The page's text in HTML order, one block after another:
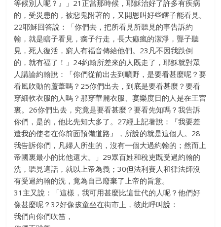
等候別人呢？』」21正當那時候，耶穌治好了許多有疾病
的，受災患的，被惡鬼附著的，又開恩叫好些瞎子能看見。
22耶穌回答說：「你們去，把所看見所聽見的事告訴約
翰，就是瞎子看見，瘸子行走，長大痲瘋的潔淨，聾子聽
見，死人復活，窮人有福音傳給他們。23凡不因我跌倒
的，就有福了！」24約翰所差來的人既走了，耶穌就對眾
人講論約翰說：「你們從前出去到曠野，是要看甚麼呢？要
看風吹動的蘆葦嗎？25你們出去，到底是要看甚麼？要看
穿細軟衣服的人嗎？那穿華麗衣服、宴樂度日的人是在王宮
裏。26你們出去，究竟是要看甚麼？要看先知嗎？我告訴
你們，是的，他比先知大多了。27經上記著說：『我要差
遣我的使者在你前面預備道路』，所說的就是這個人。28
我告訴你們，凡婦人所生的，沒有一個大過約翰的；然而上
帝國裏最小的比他還大。」29眾百姓和稅吏既受過約翰的
洗，聽見這話，就以上帝為義；30但法利賽人和律法師沒
有受過約翰的洗，竟為自己廢棄了上帝的旨意。
31主又說：「這樣，我可用甚麼比這世代的人呢？他們好
像甚麼呢？32好像孩童坐在街市上，彼此呼叫說：
我們向你們吹笛，